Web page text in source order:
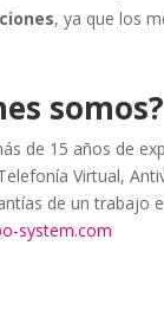
, ya que los
somos?
de 15 años de
Virtual,
de un trabajo
system.com